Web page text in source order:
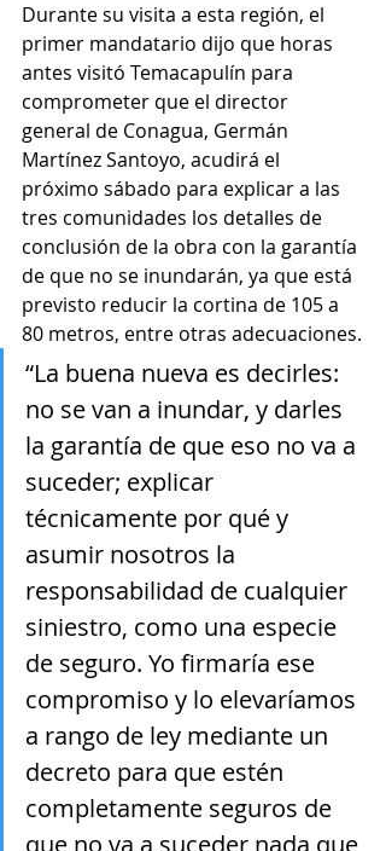
Durante su visita a esta región, el
primer mandatario dijo que horas
antes visitó Temacapulín para
comprometer que el director
general de Conagua, Germán
Martínez Santoyo, acudirá el
próximo sábado para explicar a las
tres comunidades los detalles de
conclusión de la obra con la garantía
de que no se inundarán, ya que está
previsto reducir la cortina de 105 a
80 metros, entre otras adecuaciones.
“La buena nueva es decirles:
no se van a inundar, y darles
la garantía de que eso no va a
suceder; explicar
técnicamente por qué y
asumir nosotros la
responsabilidad de cualquier
siniestro, como una especie
de seguro. Yo firmaría ese
compromiso y lo elevaríamos
a rango de ley mediante un
decreto para que estén
completamente seguros de